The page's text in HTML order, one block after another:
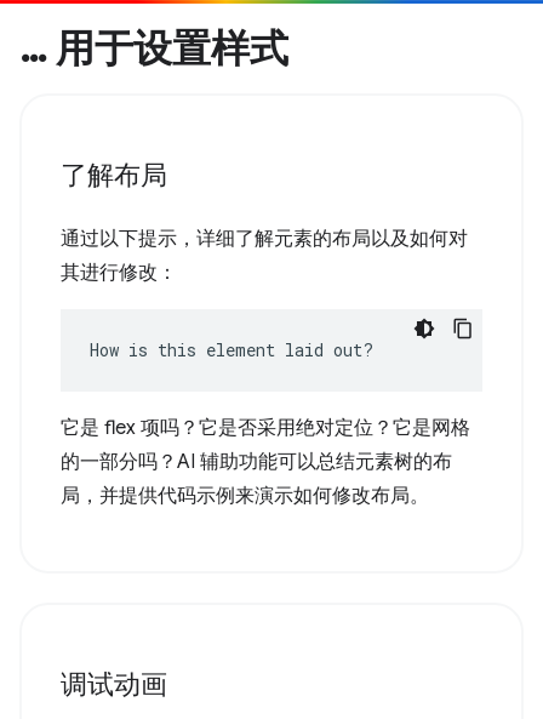
… 用于设置样式
了解布局
通过以下提示，详细了解元素的布局以及如何对
其进行修改：
How is this element laid out?
它是 flex 项吗？它是否采用绝对定位？它是网格
的一部分吗？AI 辅助功能可以总结元素树的布
局，并提供代码示例来演示如何修改布局。
调试动画